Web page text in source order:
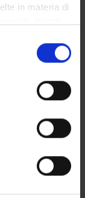
in materia di
qualsiasi
facendo clic
qualche